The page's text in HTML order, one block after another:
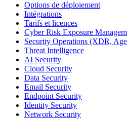
Options de déploiement
Intégrations
Tarifs et licences
Cyber Risk Exposure
Security Operations (XDR,
Threat Intelligence
AI Security
Cloud Security
Data Security
Email Security
Endpoint Security
Identity Security
Network Security